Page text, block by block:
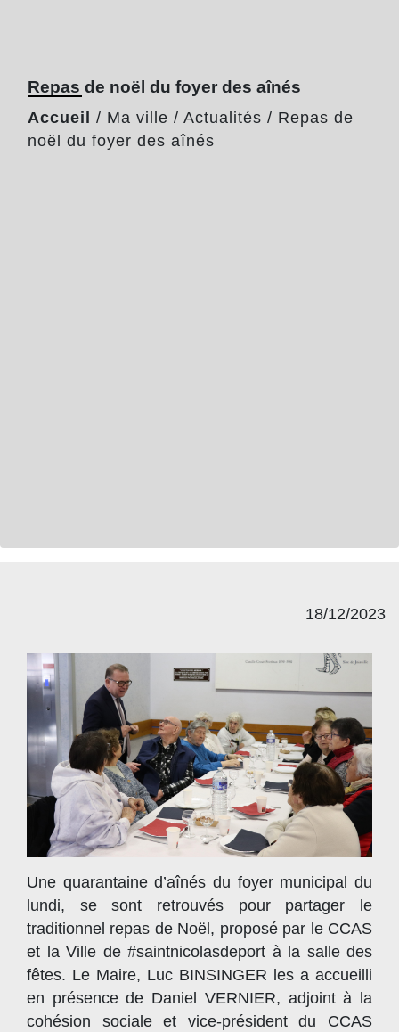
Repas de noël du foyer des aînés
Accueil / Ma ville / Actualités / Repas de
noël du foyer des aînés
18/12/2023
Une quarantaine d’aînés du foyer municipal du
lundi, se sont retrouvés pour partager le
traditionnel repas de Noël, proposé par le CCAS
et la Ville de #saintnicolasdeport à la salle des
fêtes. Le Maire, Luc BINSINGER les a accueilli
en présence de Daniel VERNIER, adjoint à la
cohésion sociale et vice-président du CCAS